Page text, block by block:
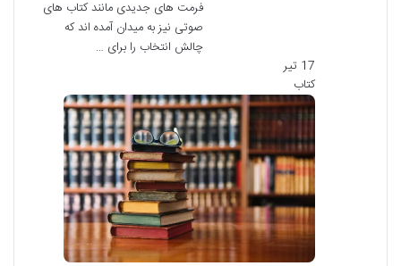
فرمت های جدیدی مانند کتاب های
صوتی نیز به میدان آمده اند که
چالش انتخاب را برای …
17 تیر
کتاب